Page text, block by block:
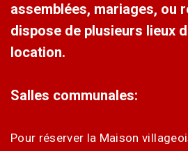
assemblées, mariages, ou
dispose de plusieurs lieux
location.
Salles communales:
Pour réserver la Maison